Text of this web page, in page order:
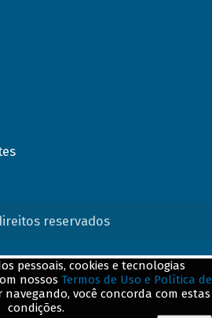
reservados
pessoais, cookies e tecnologias
nossos Termos de Uso e Política de
você concorda com estas
condições.